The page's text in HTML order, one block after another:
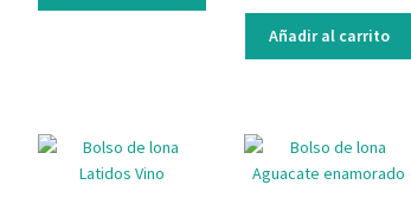
Añadir al carrito